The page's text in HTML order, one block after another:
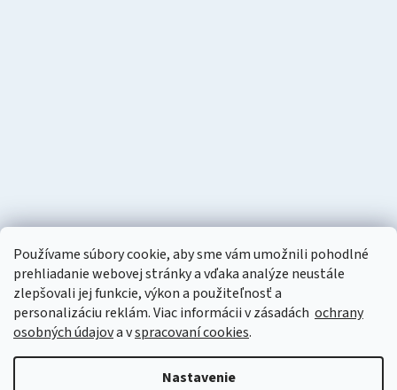
Používame súbory cookie, aby sme vám umožnili pohodlné
prehliadanie webovej stránky a vďaka analýze neustále
zlepšovali jej funkcie, výkon a použiteľnosť a
personalizáciu reklám. Viac informácii v zásadách ochrany
osobných údajova vspracovaní cookies.
Nastavenie
Vytvoril Shoptet